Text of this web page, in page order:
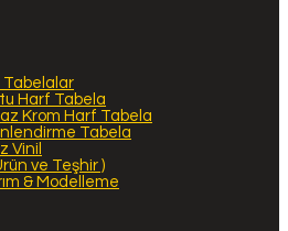
Harf Tabela
Krom Harf Tabela
Tabela
Vinil
ve Teşhir )
& Modelleme